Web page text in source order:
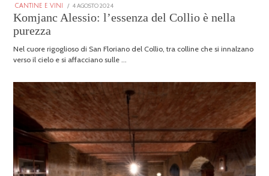
CANTINE E VINI
POSTED
ON
4 AGOSTO 2024
GENNAIO
2026
Komjanc Alessio: l’essenza del Collio è nella
purezza
Nel cuore rigoglioso di San Floriano del Collio, tra colline che si innalzano
verso il cielo e si affacciano sulle …